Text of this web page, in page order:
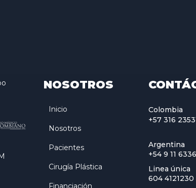
NOSOTROS
Inicio
Nosotros
Pacientes
Cirugía Plástica
Financiación
Colombia
+57 316
Argentina
+54 9 11
Linea única
604 4121230